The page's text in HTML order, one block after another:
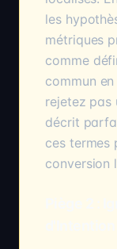
les
métriques
comme
commun
rejetez pas
décrit
ces termes
conversion